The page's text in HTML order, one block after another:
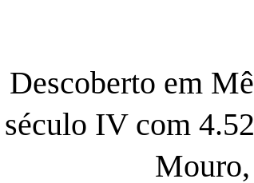
Descoberto em
século IV com